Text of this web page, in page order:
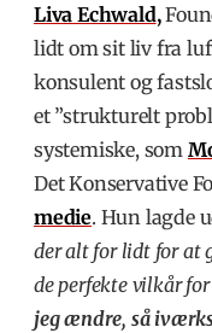
Liva Echwald,
lidt om sit liv fra
konsulent og
et ”strukturelt
systemiske, som
Det Konservative
medie. Hun lagde
der alt for lidt for at
de perfekte vilkår
jeg ændre, så